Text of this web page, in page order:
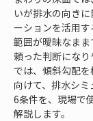
いが排水の向き
ーションを活用
範囲が曖昧なま
頼った判断にな
では、傾斜勾配
向けて、排水シ
6条件を、現場で
解説します。